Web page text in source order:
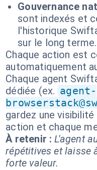
Gouvernance
sont indexés et
l'historique
sur le long terme.
Chaque action est
automatiquement
Chaque agent
dédiée (ex. agent-
gardez une
action et chaque
À retenir : L'agent
répétitives et laisse
forte valeur.